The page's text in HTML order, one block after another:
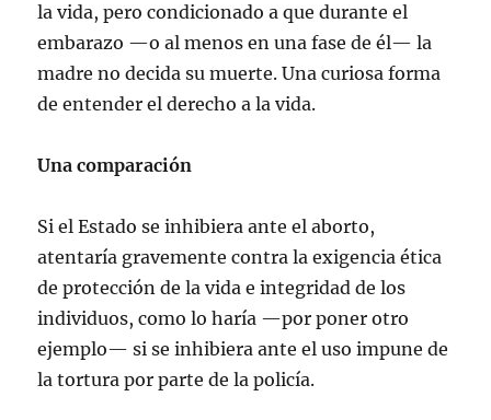
la vida, pero condicionado a que durante el
embarazo —o al menos en una fase de él— la
madre no decida su muerte. Una curiosa forma
de entender el derecho a la vida.
Una comparación
Si el Estado se inhibiera ante el aborto,
atentaría gravemente contra la exigencia ética
de protección de la vida e integridad de los
individuos, como lo haría —por poner otro
ejemplo— si se inhibiera ante el uso impune de
la tortura por parte de la policía.